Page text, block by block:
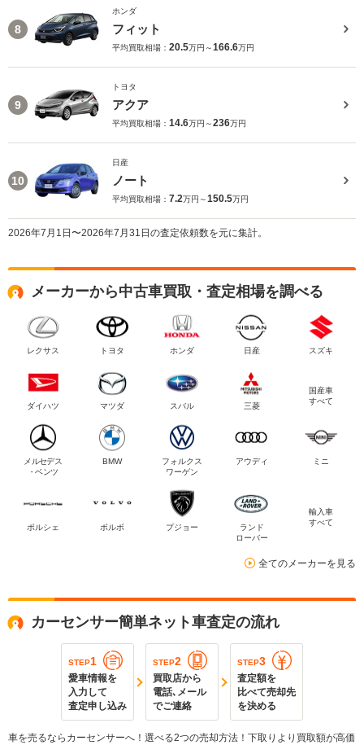
8
ホンダ
フィット
平均買取相場： 20.5万円～166.6万円
9
トヨタ
アクア
平均買取相場： 14.6万円～236万円
10
日産
ノート
平均買取相場： 7.2万円～150.5万円
2026年7月1日〜2026年7月31日の査定依頼数を元に集計。
メーカーから中古車買取・査定相場を調べる
レクサス トヨタ ホンダ 日産 スズキ
ダイハツ マツダ スバル 三菱
国産車
すべて
メルセデス
・ベンツ
BMW
フォルクス
ワーゲン
アウディ ミニ
ポルシェ ボルボ プジョー
ランド
ローバー
輸入車
すべて
全てのメーカーを見る
カーセンサー簡単ネット車査定の流れ
STEP1
愛車情報を
入力して
査定申し込み
STEP2
買取店から
電話､メール
でご連絡
STEP3
査定額を
比べて売却先
を決める
車を売るならカーセンサーへ！選べる2つの売却方法！下取りより買取額が高価